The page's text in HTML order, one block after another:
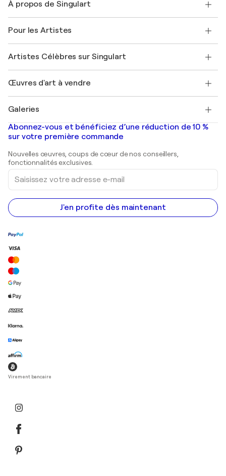
Expédition
Offrir une carte cadeau
Rejoignez notre programme commercial
Mon compte
+33 1 76 44 06 42
À propos de Singulart
FAQ
Magazine Singulart
Emplois
Découvrez une sélection d'art original
Pour les Artistes
Se connecter en tant qu'Artiste
Artistes Célèbres sur Singulart
Marc Chagall
Banksy
Mr. Brainwash
Shepard Fairey
Œuvres d'art à vendre
Tableaux abstraits à vendre
Peintures de paysage
Estampes
Peintures acryliques
Galeries
Galeries d'art en France
Galeries d'art en Belgique
Abonnez-vous et bénéficiez d’une réduction de 10 %
sur votre première commande
Nouvelles œuvres, coups de cœur de nos conseillers,
fonctionnalités exclusives.
Saisissez
votre
adresse
e-
mail
J'en profite dès maintenant
Virement bancaire